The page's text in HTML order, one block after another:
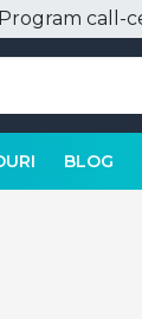
Program call-
BLOG